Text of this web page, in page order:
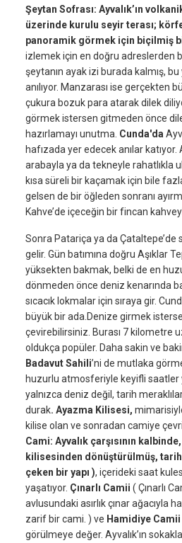
Şeytan Sofrası: Ayvalık’ın
üzerinde kurulu seyir terası;
panoramik görmek için biçilmiş
izlemek için en doğru adreslerden
şeytanın ayak izi burada kalmış,
anılıyor. Manzarası ise gerçekten
çukura bozuk para atarak dilek
görmek istersen gitmeden önce
hazırlamayı unutma. Cunda'da
hafızada yer edecek anılar
arabayla ya da tekneyle rahatlıkla
kısa süreli bir kaçamak için bile
gelsen de bir öğleden sonranı
Kahve’de içeceğin bir fincan
Sonra Patariça ya da Çataltepe’de
gelir. Gün batımına doğru Aşıklar
yüksekten bakmak, belki de en
dönmeden önce deniz kenarında
sıcacık lokmalar için sıraya gir.
büyük bir ada.Denize girmek
çevirebilirsiniz. Burası 7 kilometre
oldukça popüler. Daha sakin ve
Badavut Sahili’ni de mutlaka
huzurlu atmosferiyle keyifli saatler
yalnızca deniz değil, tarih
durak. Ayazma Kilisesi,
kilise olan ve sonradan camiye
Cami: Ayvalık çarşısının
kilisesinden dönüştürülmüş,
çeken bir yapı ), içerideki saat
yaşatıyor. Çınarlı Camii ( Çınarlı
avlusundaki asırlık çınar ağacıyla
zarif bir cami. ) ve Hamidiye Camii
görülmeye değer. Ayvalık’ın